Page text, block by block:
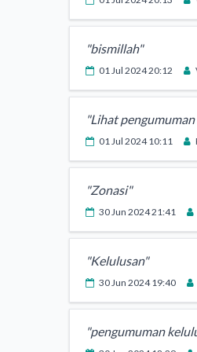
"bismillah"
01 Jul 2024 20:12
"Lihat
01 Jul 2024 10:11
"Zonasi"
30 Jun 2024 21:41
"Kelulusan"
30 Jun 2024 19:40
"pengumuman